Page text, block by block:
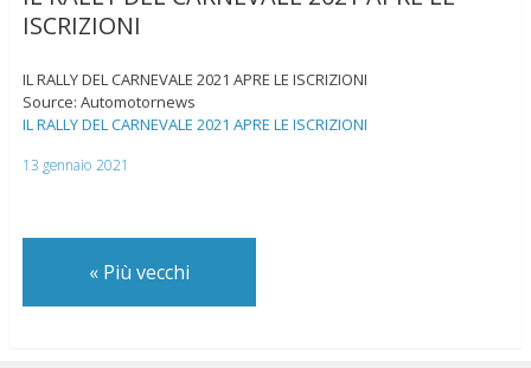
ISCRIZIONI
IL RALLY DEL CARNEVALE 2021 APRE LE ISCRIZIONI
Source: Automotornews
IL RALLY DEL CARNEVALE 2021 APRE LE ISCRIZIONI
13 gennaio 2021
«Più vecchi